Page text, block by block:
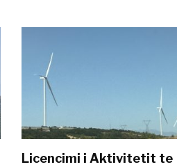
Licencimi i Aktivitetit te